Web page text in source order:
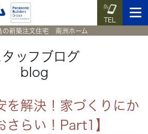
TEL
暮らしのコラム
の新築注文住宅 南洲ホーム
タッフブログ
blog
を解決！家づくりにか
さらい！Part1】